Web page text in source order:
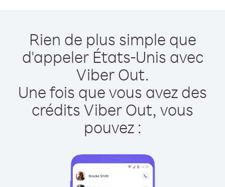
Rien de plus simple que
d'appeler États-Unis avec
Viber Out.
Une fois que vous avez des
crédits Viber Out, vous
pouvez :